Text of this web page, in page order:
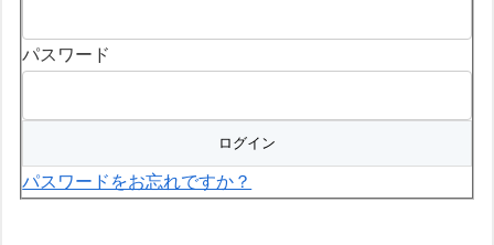
パスワード
パスワードをお忘れですか？